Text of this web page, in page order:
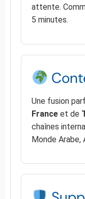
attente.
5 minutes.
Une fusion
France et de
chaînes
Monde Arabe,